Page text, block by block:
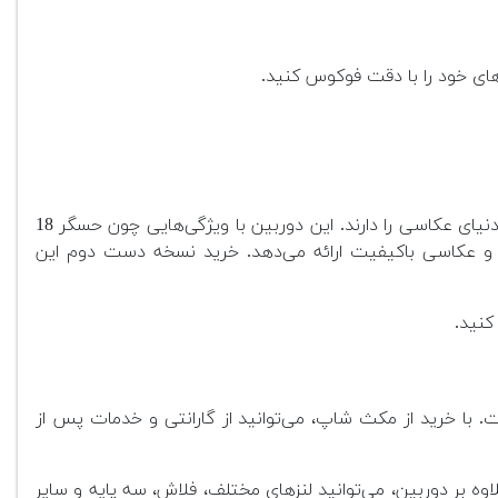
خود را با دقت فوکوس کنید.
انتخابی عالی برای مبتدیان، دانشجویان و علاقه‌مندانی است که با بودجه محدود قصد ورود به دنیای عکاسی را دارند. این دوربین با ویژگی‌هایی چون حسگر 18
و عکاسی باکیفیت ارائه می‌دهد. خرید نسخه دست دوم این
با خرید از مکث شاپ، می‌توانید از گارانتی و خدمات پس از
بر دوربین، می‌توانید لنزهای مختلف، فلاش، سه پایه و سایر